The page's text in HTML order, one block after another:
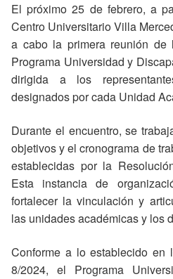
El próximo 25 de febrero, a
Centro Universitario Villa
a cabo la primera reunión
Programa Universidad y
dirigida a los
designados por cada Unidad
Durante el encuentro, se
objetivos y el cronograma de
establecidas por la
Esta instancia de
fortalecer la vinculación y
las unidades académicas y los
Conforme a lo establecido en
8/2024, el Programa